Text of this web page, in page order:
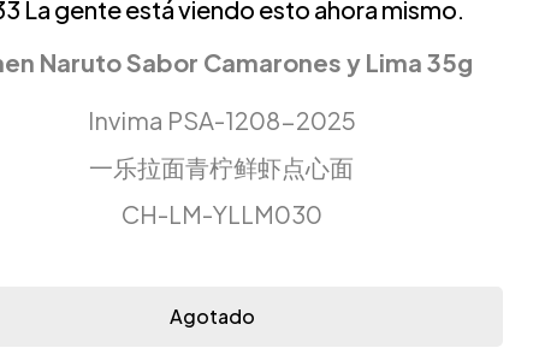
La gente está viendo esto ahora mismo.
Naruto Sabor Camarones y Lima 35g
Invima PSA-1208-2025
一乐拉面青柠鲜虾点心面
CH-LM-YLLM030
Agotado